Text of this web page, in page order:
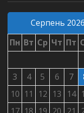
Серпень 2026
Пн Вт Ср Чт Пт
3
4 5 6 7
10 11 12 13 14